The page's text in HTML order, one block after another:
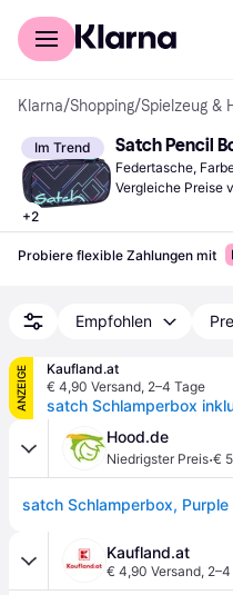
Für Shopper
Klarna/Shopping/Spielzeug &
Im Trend
+2
Satch Pencil
Federtasche,
Vergleiche Preise
Probiere flexible Zahlungen mit
Empfohlen
ANZEIGE
Kaufland.at
€ 4,90 Versand, 2–4 Tage
Hood.de
Niedrigster Preis·€
Kaufland.at
€ 4,90 Versand,